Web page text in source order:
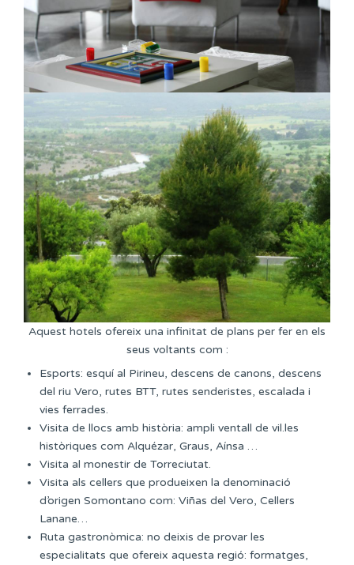
Aquest hotels ofereix una infinitat de plans per fer en els
seus voltants com :
Esports: esquí al Pirineu, descens de canons, descens
del riu Vero, rutes BTT, rutes senderistes, escalada i
vies ferrades.
Visita de llocs amb història: ampli ventall de vil.les
històriques com Alquézar, Graus, Aínsa …
Visita al monestir de Torreciutat.
Visita als cellers que produeixen la denominació
d’origen Somontano com: Viñas del Vero, Cellers
Lanane…
Ruta gastronòmica: no deixis de provar les
especialitats que ofereix aquesta regió: formatges,